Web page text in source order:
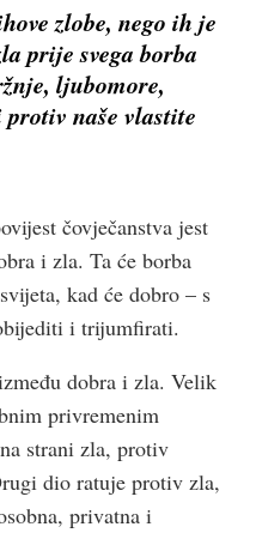
zlobe, nego ih je
prije svega borba
ljubomore,
naše vlastite
čovječanstva jest
i zla. Ta će borba
kad će dobro – s
i trijumfirati.
dobra i zla. Velik
privremenim
strani zla, protiv
dio ratuje protiv zla,
privatna i